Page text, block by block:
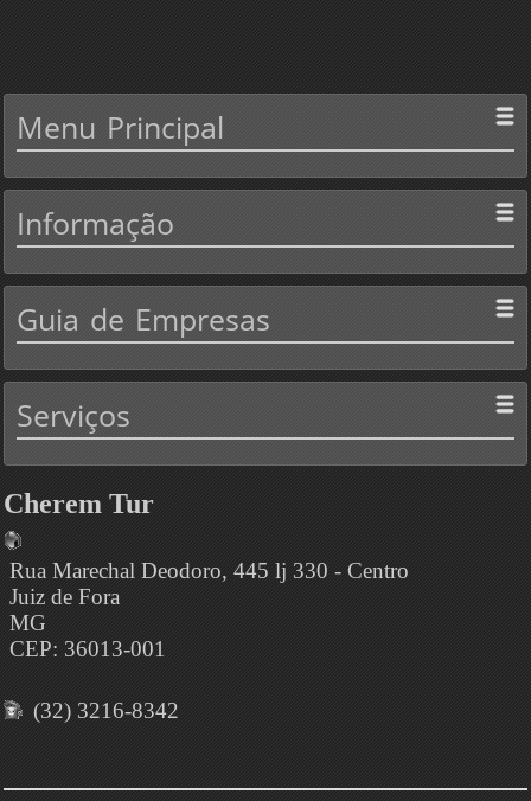
Menu Principal
Informação
Guia de Empresas
Serviços
Cherem Tur
Rua Marechal Deodoro, 445 lj 330 - Centro
Juiz de Fora
MG
CEP: 36013-001
(32) 3216-8342